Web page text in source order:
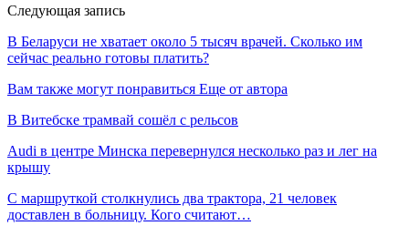
Следующая запись
В Беларуси не хватает около 5 тысяч врачей. Сколько им
сейчас реально готовы платить?
Вам также могут понравиться Еще от автора
В Витебске трамвай сошёл с рельсов
Audi в центре Минска перевернулся несколько раз и лег на
крышу
С маршруткой столкнулись два трактора, 21 человек
доставлен в больницу. Кого считают…